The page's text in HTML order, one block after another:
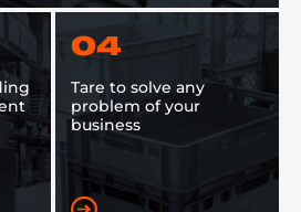
04
Tare to solve any
problem of your
business